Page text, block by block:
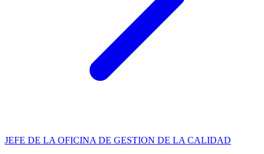
JEFE DE LA OFICINA DE GESTION DE LA CALIDAD